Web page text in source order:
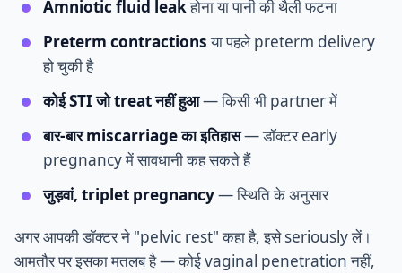
Amniotic fluid leakहोना या पानी की थैली फटना
Preterm contractionsया पहले preterm delivery
हो चुकी है
कोई STI जो treat नहीं हुआ— किसी भी partner में
बार-बार miscarriage का इतिहास— डॉक्टर early
pregnancy में सावधानी कह सकते हैं
जुड़वां, triplet pregnancy— स्थिति के अनुसार
अगर आपकी डॉक्टर ने "pelvic rest" कहा है, इसे seriously लें।
आमतौर पर इसका मतलब है — कोई vaginal penetration नहीं,